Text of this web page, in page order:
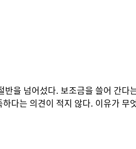
반을 넘어섰다. 보조금을 쓸어 간
다는 의견이 적지 않다. 이유가 무